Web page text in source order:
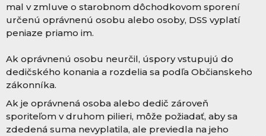
mal v zmluve o starobnom dôchodkovom sporení
určenú oprávnenú osobu alebo osoby, DSS vyplatí
peniaze priamo im.
Ak oprávnenú osobu neurčil, úspory vstupujú do
dedičského konania a rozdelia sa podľa Občianskeho
zákonníka.
Ak je oprávnená osoba alebo dedič zároveň
sporiteľom v druhom pilieri, môže požiadať, aby sa
zdedená suma nevyplatila, ale previedla na jeho